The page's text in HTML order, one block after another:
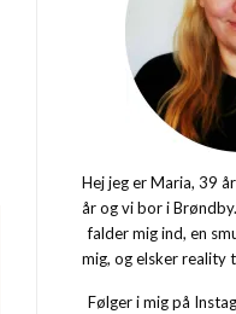
Hej jeg er Maria, 39
år og vi bor i
falder mig ind, en
mig, og elsker reality
Følger i mig på